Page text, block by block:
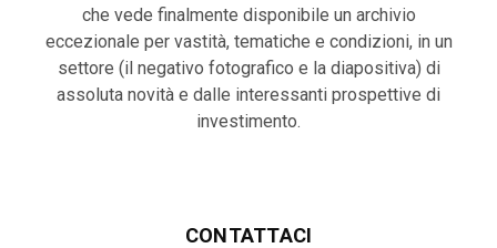
che vede finalmente disponibile un archivio
eccezionale per vastità, tematiche e condizioni, in un
settore (il negativo fotografico e la diapositiva) di
assoluta novità e dalle interessanti prospettive di
investimento.
CONTATTACI